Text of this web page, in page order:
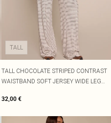
TALL
TALL CHOCOLATE STRIPED CONTRAST
WAISTBAND SOFT JERSEY WIDE LEG
32,00 €